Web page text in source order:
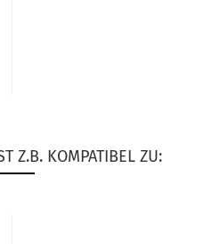
Z.B. KOMPATIBEL ZU: